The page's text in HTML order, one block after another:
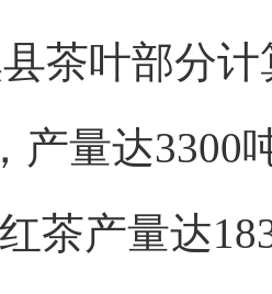
叶部分计
产量达3300
茶产量达